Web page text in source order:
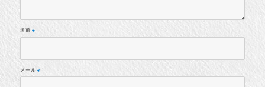
名前※
メール ※